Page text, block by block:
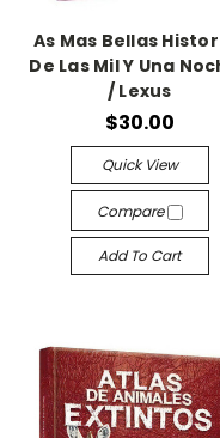
As Mas Bellas
De Las Mil Y Una
/ Lexus
$30.00
Quick View
Compare
Add To Cart